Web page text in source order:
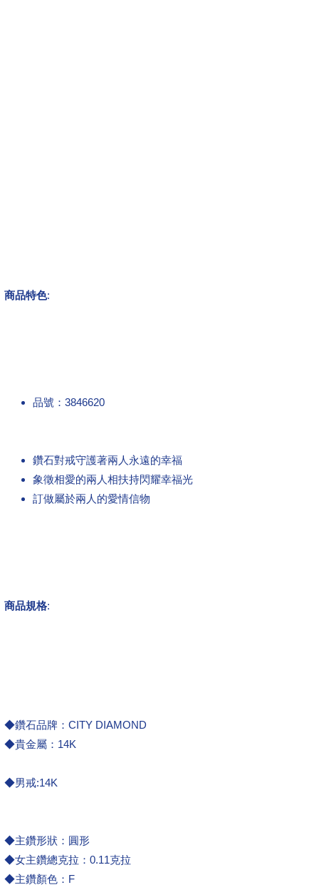
商品特色:
品號：3846620
鑽石對戒守護著兩人永遠的幸福
象徵相愛的兩人相扶持閃耀幸福光
訂做屬於兩人的愛情信物
商品規格:
◆鑽石品牌：CITY DIAMOND
◆貴金屬：14K
◆男戒:14K
◆主鑽形狀：圓形
◆女主鑽總克拉：0.11克拉
◆主鑽顏色：F